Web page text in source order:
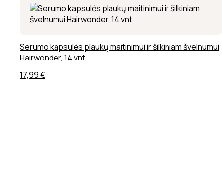
Serumo kapsulės plaukų maitinimui ir šilkiniam švelnumui
Hairwonder, 14 vnt
17,99€